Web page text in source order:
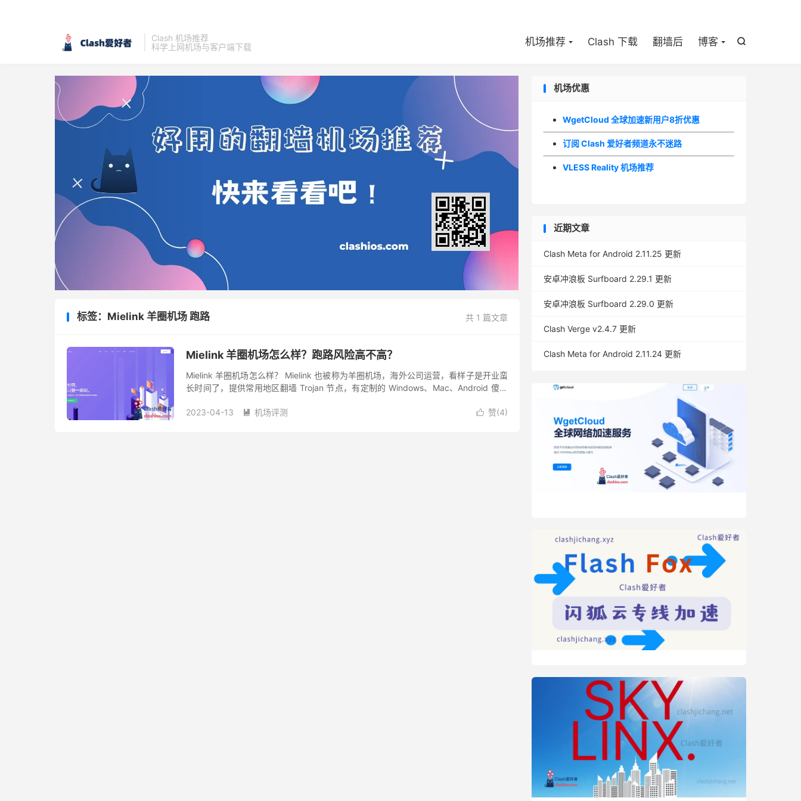
Clash 机场推荐
科学上网机场与客户端下载

机场推荐 Clash 下载 翻墙后 博客
共 1 篇文章
标签：Mielink 羊圈机场 跑路
Mielink 羊圈机场怎么样？跑路风险高不高？
Mielink 羊圈机场怎么样？ Mielink 也被称为羊圈机场，海外公司运营，看样子是开业蛮
长时间了，提供常用地区翻墙 Trojan 节点，有定制的 Windows、Mac、Android 傻瓜
 赞(4)
2023-04-13  机场评测
机场优惠
WgetCloud 全球加速新用户8折优惠
订阅 Clash 爱好者频道永不迷路
VLESS Reality 机场推荐
近期文章
Clash Meta for Android 2.11.25 更新
安卓冲浪板 Surfboard 2.29.1 更新
安卓冲浪板 Surfboard 2.29.0 更新
Clash Verge v2.4.7 更新
Clash Meta for Android 2.11.24 更新